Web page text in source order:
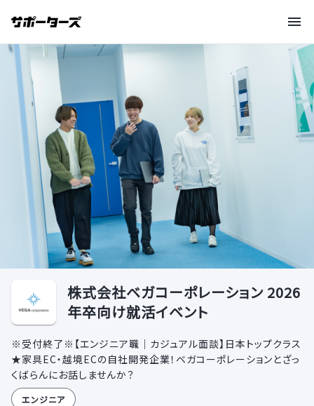
株式会社ベガコーポレーション 2026
年卒向け就活イベント
※受付終了※【エンジニア職｜カジュアル面談】日本トップクラス
★家具EC・越境ECの自社開発企業！ベガコーポレーションとざっ
くばらんにお話しませんか？
エンジニア